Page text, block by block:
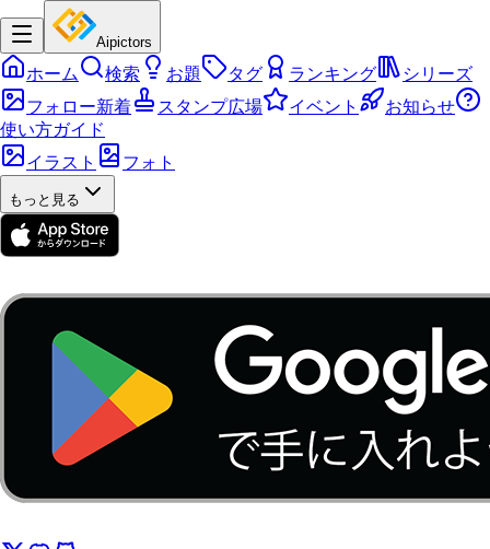
Aipictors
ホーム 検索 お題 タグ ランキング
シリーズ
フォロー新着
スタンプ広場 イベント
お知らせ
使い方ガイド
イラスト
フォト
もっと見る